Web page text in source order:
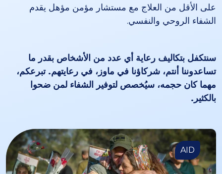
على الأقل من العلاج مع مستشار مؤمن مؤهل يقدم
الشفاء الروحي والنفسي.
سنتكفل بتكاليف رعاية أي عدد من الأشخاص بقدر ما
تساعدوننا أنتم، شركاؤنا في ماوز، في رعايتهم. تبرعكم،
مهما كان حجمه، سيُخصص لتوفير الشفاء لمن ضحوا
بالكثير.
AID